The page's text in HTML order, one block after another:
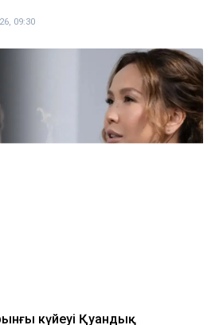
Нұрәлі Әлиевке тиесілі болған
сатып алды